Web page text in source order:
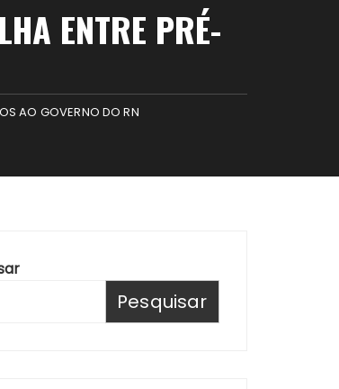
ENTRE PRÉ-
AO GOVERNO DO RN
Pesquisar